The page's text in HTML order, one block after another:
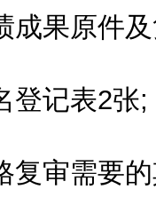
果原件及
记表2张;
审需要的